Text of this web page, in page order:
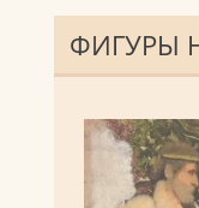
ФИГУРЫ